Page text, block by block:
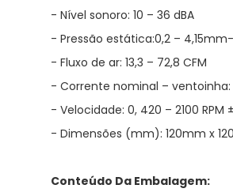
- Nível sonoro: 10 – 36 dBA
- Pressão estática:0,2 –
- Fluxo de ar: 13,3 – 72,8 CFM
- Corrente nominal – ventoinha:
- Velocidade: 0, 420 – 2100 RPM
- Dimensões (mm): 120mm x
Conteúdo Da Embalagem: